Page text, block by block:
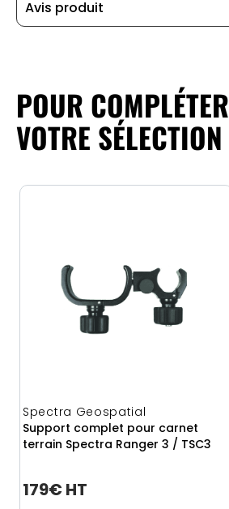
Avis produit
POUR COMPLÉTER
VOTRE SÉLECTION
Spectra Geospatial
Support complet pour carnet
terrain Spectra Ranger 3 / TSC3
179€ HT